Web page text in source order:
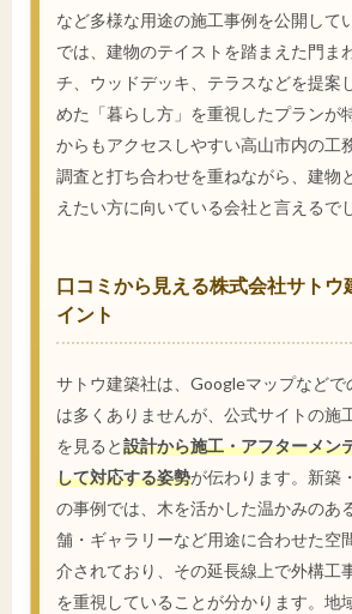
など多様な用途の施工事例を公開して
では、建物のテイストを踏まえた門ま
チ、ウッドデッキ、テラスなどを提案
めた「暮らし方」を重視したプランが
からもアクセスしやすい高山市内の工
調査と打ち合わせを重ねながら、建物
えたい方に向いている会社と言えるで
口コミから見える株式会社サトウ
イント
サトウ建築社は、Googleマップなどで
は多くありませんが、公式サイトの施
を見ると設計から施工・アフターメン
して対応する姿勢が伝わります。新築
の事例では、木を活かした温かみのあ
舗・ギャラリーなど用途に合わせた空
介されており、その延長線上で外構工
を重視していることが分かります。地